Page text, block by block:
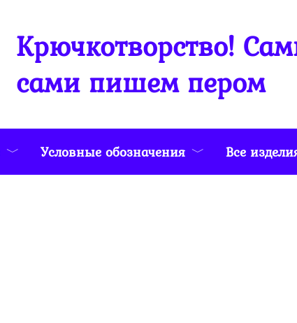
Крючкотворство!
сами пишем пером
Условные обозначения Все